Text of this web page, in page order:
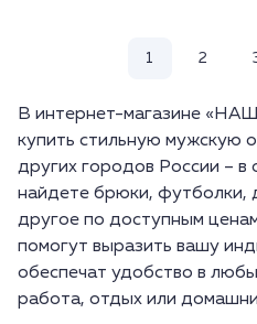
1 2
В интернет-магазине
купить стильную мужскую
других городов России – в
найдете брюки, футболки,
другое по доступным
помогут выразить вашу
обеспечат удобство в
работа, отдых или